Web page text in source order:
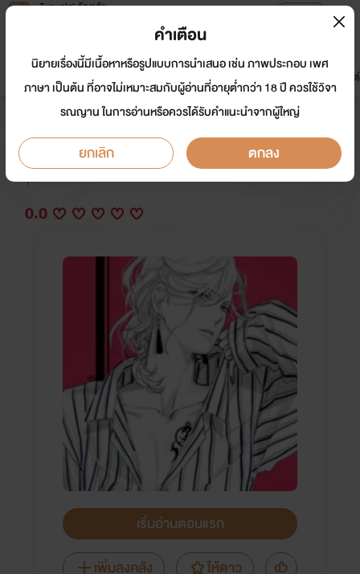
Tunwalai ธัญวลัย
หน้าแรก นิยาย อีบุ๊ก การ์ตูน
มาใหม่
ดรีมแชท ธัญลิสต์
เพลย์บอยมีรัก
นักเขียน: #Neko
Y
0.0
เริ่มอ่านตอนแรก
เพิ่มลงคลัง
ให้ดาว
คำเตือน
นิยายเรื่องนี้มีเนื้อหาหรือรูปแบบการนำเสนอ เช่น ภาพประกอบ เพศ
ภาษา เป็นต้น ที่อาจไม่เหมาะสมกับผู้อ่านที่อายุต่ำกว่า 18 ปี ควรใช้วิจา
รณญาน ในการอ่านหรือควรได้รับคำแนะนำจากผู้ใหญ่
ยกเลิก ตกลง